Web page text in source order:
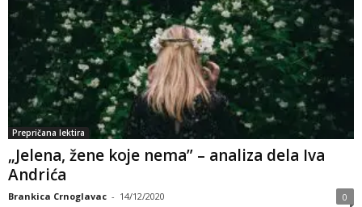
Prepričana lektira
„Jelena, žene koje nema” – analiza dela Iva
Andrića
Brankica Crnoglavac - 14/12/2020 0